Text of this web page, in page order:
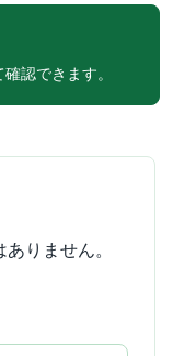
認できます。
りません。